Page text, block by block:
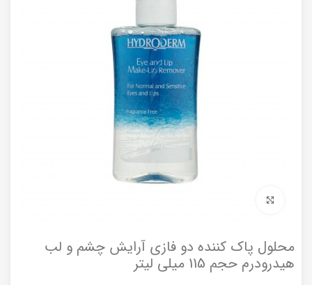
محلول پاک کننده دو فازی آرایش چشم و لب
هیدرودرم حجم 115 میلی لیتر